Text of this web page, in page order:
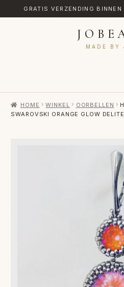
GRATIS VERZENDING
MADE BY
AFREKENEN
HOME WINKEL OORBELLEN
SWAROVSKI ORANGE GLOW DELITE